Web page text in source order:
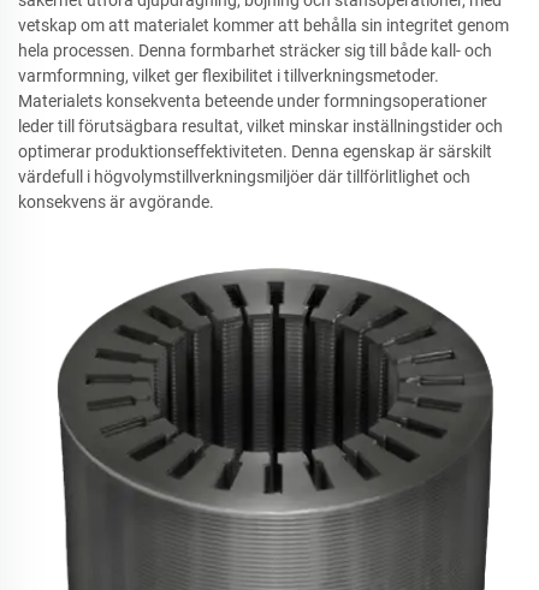
vetskap om att materialet kommer att behålla sin integritet genom
hela processen. Denna formbarhet sträcker sig till både kall- och
varmformning, vilket ger flexibilitet i tillverkningsmetoder.
Materialets konsekventa beteende under formningsoperationer
leder till förutsägbara resultat, vilket minskar inställningstider och
optimerar produktionseffektiviteten. Denna egenskap är särskilt
värdefull i högvolymstillverkningsmiljöer där tillförlitlighet och
konsekvens är avgörande.